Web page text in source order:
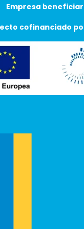
Empresa
cofinanciado